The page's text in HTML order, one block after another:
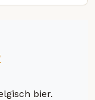
bier.